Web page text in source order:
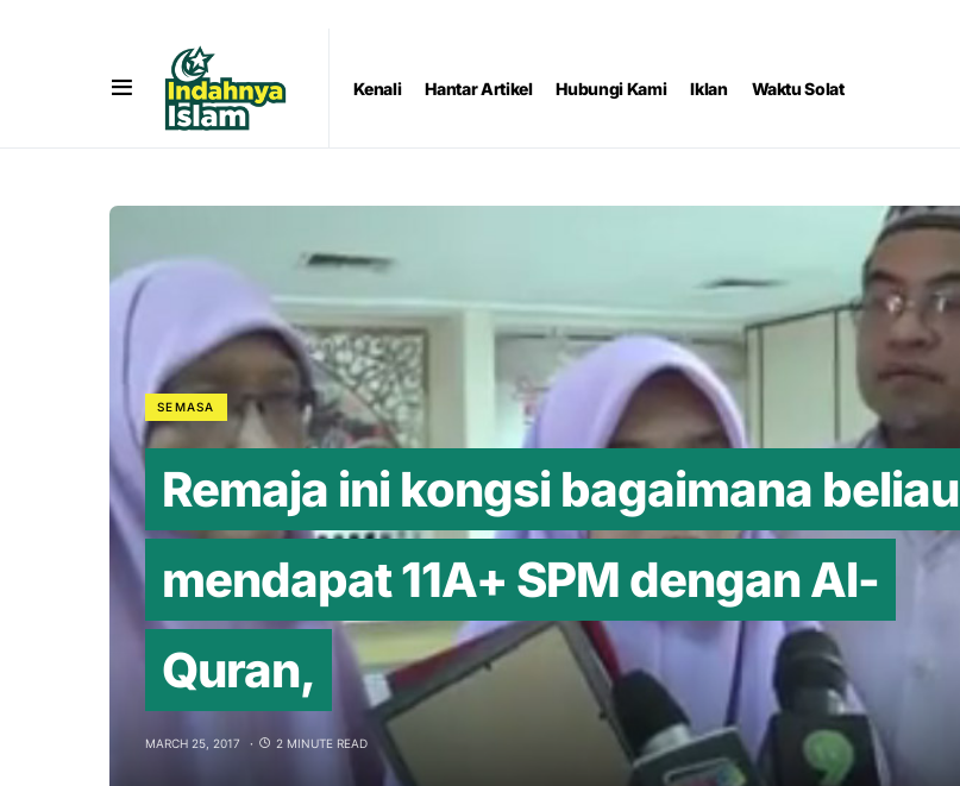
Kenali Hantar Artikel Hubungi Kami Iklan Waktu Solat
SEMASA
Remaja ini kongsi bagaimana beliau
mendapat 11A+ SPM dengan Al-
Quran,
MARCH 25, 2017 2 MINUTE READ